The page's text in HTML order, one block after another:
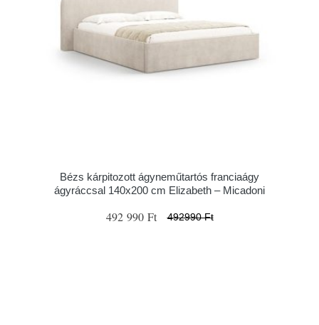
Bézs kárpitozott ágyneműtartós franciaágy
ágyráccsal 140x200 cm Elizabeth – Micadoni
492 990 Ft 492990 Ft